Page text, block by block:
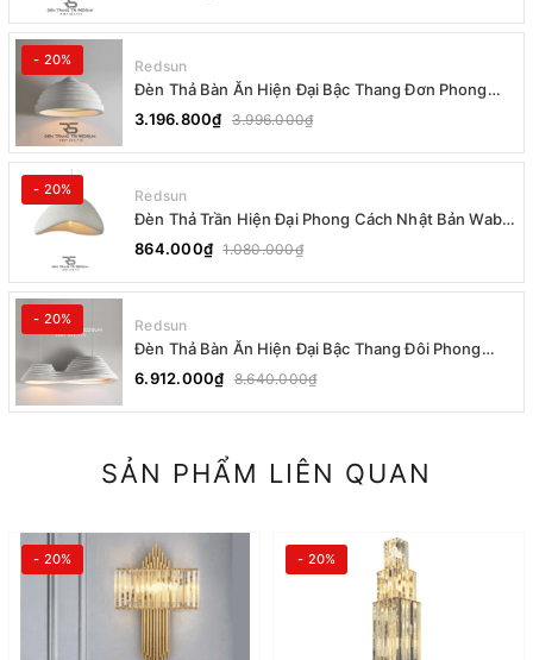
- 20% Redsun
Đèn Thả Bàn Ăn Hiện Đại Bậc Thang Đơn Phong
Cách Nhật Bản Wabi-sabi DC-T078B
3.196.800₫ 3.996.000₫
- 20% Redsun
Đèn Thả Trần Hiện Đại Phong Cách Nhật Bản Wabi-
sabi CDT-T036 Dáng A
864.000₫ 1.080.000₫
- 20% Redsun
Đèn Thả Bàn Ăn Hiện Đại Bậc Thang Đôi Phong
Cách Nhật Bản Wabi-sabi DC-T078A
6.912.000₫ 8.640.000₫
SẢN PHẨM LIÊN QUAN
- 20% - 20%